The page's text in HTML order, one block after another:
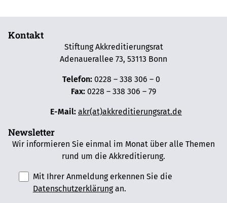
Kontakt
Stiftung Akkreditierungsrat
Adenauerallee 73, 53113 Bonn
Telefon:0228 – 338 306 – 0
Fax: 0228 – 338 306 – 79
E-Mail: akr(at)akkreditierungsrat.de
Newsletter
Wir informieren Sie einmal im Monat über alle Themen
rund um die Akkreditierung.
Mit Ihrer Anmeldung erkennen Sie die
Datenschutzerklärungan.